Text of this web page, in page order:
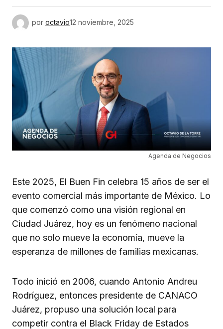
por octavio12 noviembre, 2025
Agenda de Negocios
Este 2025, El Buen Fin celebra 15 años de ser el
evento comercial más importante de México. Lo
que comenzó como una visión regional en
Ciudad Juárez, hoy es un fenómeno nacional
que no solo mueve la economía, mueve la
esperanza de millones de familias mexicanas.
Todo inició en 2006, cuando Antonio Andreu
Rodríguez, entonces presidente de CANACO
Juárez, propuso una solución local para
competir contra el Black Friday de Estados